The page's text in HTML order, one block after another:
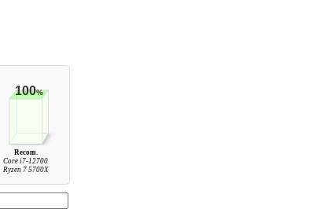
100%
Recom.
Core i7-12700
Ryzen 7 5700X